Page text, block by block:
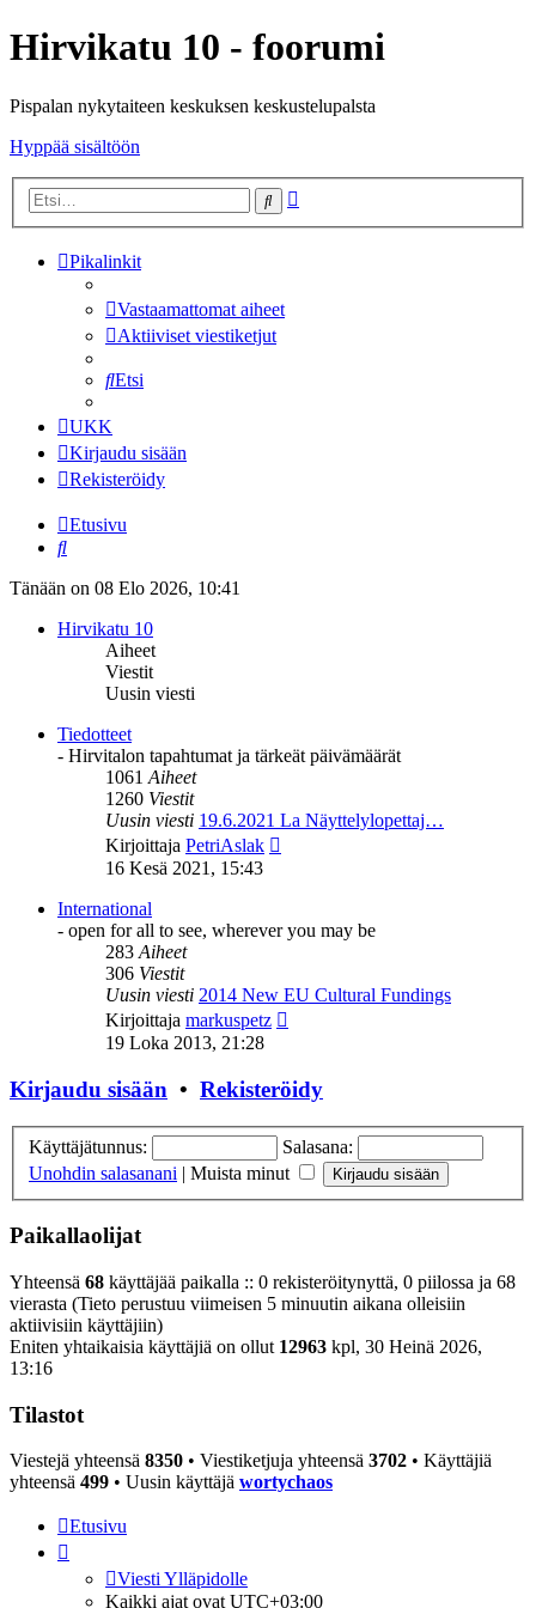
Hirvikatu 10 - foorumi
Pispalan nykytaiteen keskuksen keskustelupalsta
Hyppää sisältöön
Etsi
Pikalinkit
Vastaamattomat aiheet
Aktiiviset viestiketjut
Etsi
UKK
Kirjaudu sisään
Rekisteröidy
Etusivu
Etsi
Tänään on 08 Elo 2026, 10:41
Hirvikatu 10
Aiheet
Viestit
Uusin viesti
Tiedotteet
- Hirvitalon tapahtumat ja tärkeät päivämäärät
1061Aiheet
1260 Viestit
Uusin viesti 19.6.2021 La Näyttelylopettaj…
Kirjoittaja PetriAslak
16 Kesä 2021, 15:43
International
- open for all to see, wherever you may be
283Aiheet
306 Viestit
Uusin viesti 2014 New EU Cultural Fundings
Kirjoittaja markuspetz
19 Loka 2013, 21:28
Kirjaudu sisään • Rekisteröidy
Käyttäjätunnus:
Salasana:
Unohdin salasanani | Muista minut
Paikallaolijat
Yhteensä 68 käyttäjää paikalla :: 0 rekisteröitynyttä, 0 piilossa ja 68
vierasta (Tieto perustuu viimeisen 5 minuutin aikana olleisiin
aktiivisiin käyttäjiin)
Eniten yhtaikaisia käyttäjiä on ollut 12963 kpl, 30 Heinä 2026,
13:16
Tilastot
Viestejä yhteensä 8350 • Viestiketjuja yhteensä 3702 • Käyttäjiä
yhteensä 499 • Uusin käyttäjä wortychaos
Etusivu
Viesti Ylläpidolle
Kaikki ajat ovat UTC+03:00